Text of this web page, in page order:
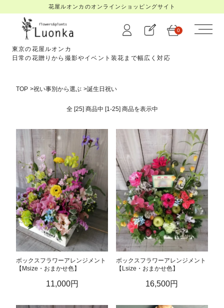
花屋ルオンカのオンラインショッピングサイト
東京の花屋ルオンカ
日常の花贈りから撮影やイベント装花まで幅広く対応
0
TOP >祝い事別から選ぶ >誕生日祝い
全 [25] 商品中 [1-25] 商品を表示中
ボックスフラワーアレンジメント
【Msize・おまかせ色】
11,000円
ボックスフラワーアレンジメント
【Lsize・おまかせ色】
16,500円